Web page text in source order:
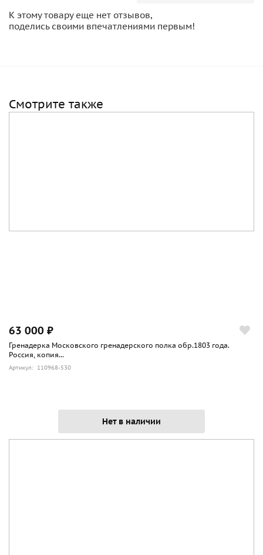
К этому товару еще нет отзывов,
поделись своими впечатлениями первым!
Смотрите также
63 000 ₽
Гренадерка Московского гренадерского полка обр.1803 года.
Россия, копия...
Артикул: 110968-530
Нет в наличии